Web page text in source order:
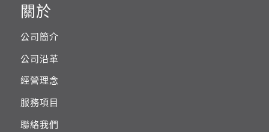
關於
公司簡介
公司沿革
經營理念
服務項目
聯絡我們